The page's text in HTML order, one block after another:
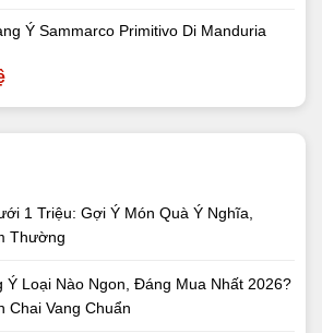
Ý Sammarco Primitivo Di Manduria
1 Triệu: Gợi Ý Món Quà Ý Nghĩa,
Thường
Ý Loại Nào Ngon, Đáng Mua Nhất 2026?
Chai Vang Chuẩn